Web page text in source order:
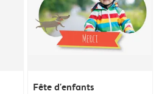
Fête d'enfants